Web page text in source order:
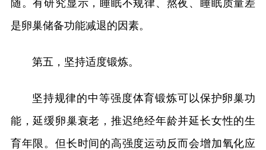
随。有研究显示，睡眠不规律、熬夜、睡眠质量差
是卵巢储备功能减退的因素。
第五，坚持适度锻炼。
坚持规律的中等强度体育锻炼可以保护卵巢功
能，延缓卵巢衰老，推迟绝经年龄并延长女性的生
育年限。但长时间的高强度运动反而会增加氧化应